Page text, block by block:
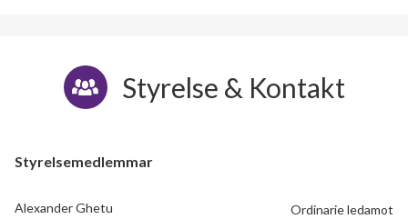
Styrelse & Kontakt
Styrelsemedlemmar
Alexander Ghetu Ordinarie ledamot